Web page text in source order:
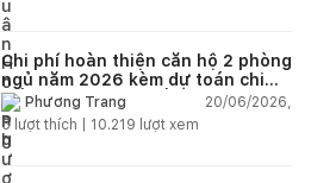
Chi phí hoàn thiện căn hộ 2 phòng
ngủ năm 2026 kèm dự toán chi
tiết và ví dụ thực tế
Phương Trang
20/06/2026,
5 lượt thích | 10.219 lượt xem